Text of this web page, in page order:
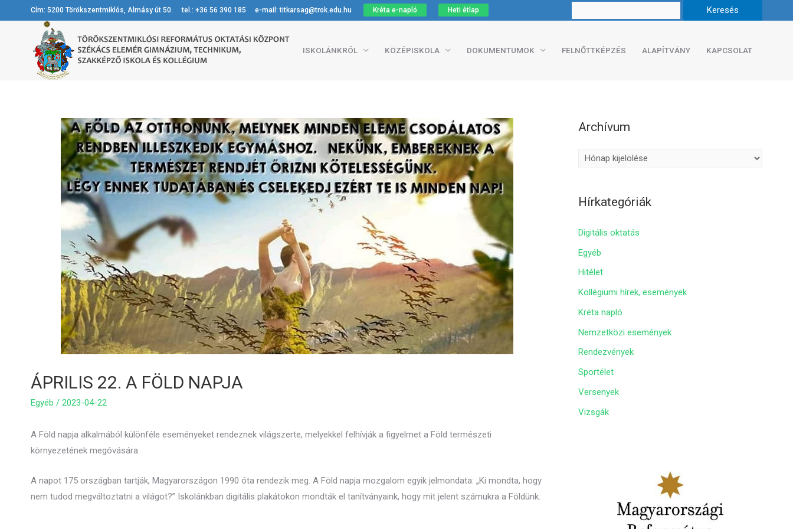
Kréta e-napló
Cím: 5200 Törökszentmiklós, Almásy út 50. tel.: +36 56 390 185 e-mail: titkarsag@trok.edu.hu Heti étlap
ISKOLÁNKRÓL KÖZÉPISKOLA DOKUMENTUMOK FELNŐTTKÉPZÉS ALAPÍTVÁNY KAPCSOLAT
ÁPRILIS 22. A FÖLD NAPJA
Egyéb / 2023-04-22
A Föld napja alkalmából különféle eseményeket rendeznek világszerte, melyekkel felhívják a figyelmet a Föld természeti
környezetének megóvására.
A napot 175 országban tartják, Magyarországon 1990 óta rendezik meg. A Föld napja mozgalom egyik jelmondata: „Ki mondta, hogy
nem tudod megváltoztatni a világot?” Iskolánkban digitális plakátokon mondták el tanítványaink, hogy mit jelent számukra a Földünk.
Archívum
í
Hírkategóriák
Digitális oktatás
Egyéb
Hitélet
Kollégiumi hírek, események
Kréta napló
Nemzetközi események
Rendezvények
Sportélet
Versenyek
Vizsgák